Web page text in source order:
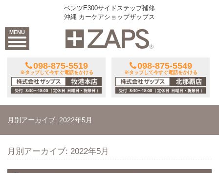
MENU
ベンツE300サイドステップ補修
沖縄 カーケアショップザップス
098-875-5519
※タップして今すぐ電話をかける
098-875-5549
※タップして今すぐ電話をかける
月別アーカイブ: 2022年5月
月別アーカイブ: 2022年5月